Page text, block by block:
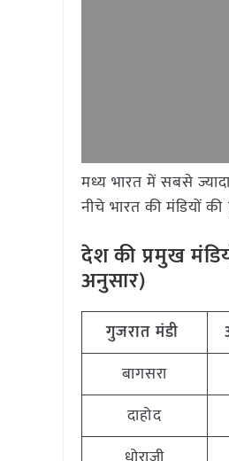
मध्य भारत में सबसे
नीचे भारत की मंडियों
देश की प्रमुख
अनुसार)
गुजरात मंडी
बागसरा
दाहोद